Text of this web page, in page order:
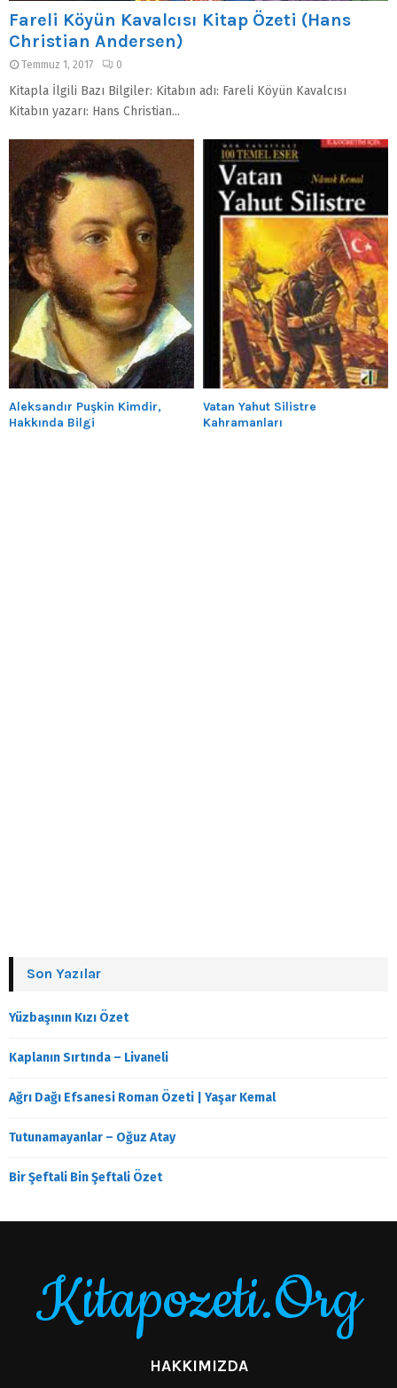
Fareli Köyün Kavalcısı Kitap Özeti (Hans
Christian Andersen)
Temmuz 1, 2017 0
Kitapla İlgili Bazı Bilgiler: Kitabın adı: Fareli Köyün Kavalcısı
Kitabın yazarı: Hans Christian...
Aleksandır Puşkin Kimdir,
Hakkında Bilgi
Vatan Yahut Silistre
Kahramanları
Son Yazılar
Yüzbaşının Kızı Özet
Kaplanın Sırtında – Livaneli
Ağrı Dağı Efsanesi Roman Özeti | Yaşar Kemal
Tutunamayanlar – Oğuz Atay
Bir Şeftali Bin Şeftali Özet
Kitapozeti.Org
HAKKIMIZDA